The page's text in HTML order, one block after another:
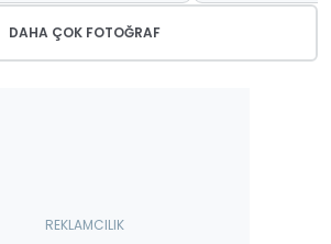
DAHA ÇOK FOTOĞRAF